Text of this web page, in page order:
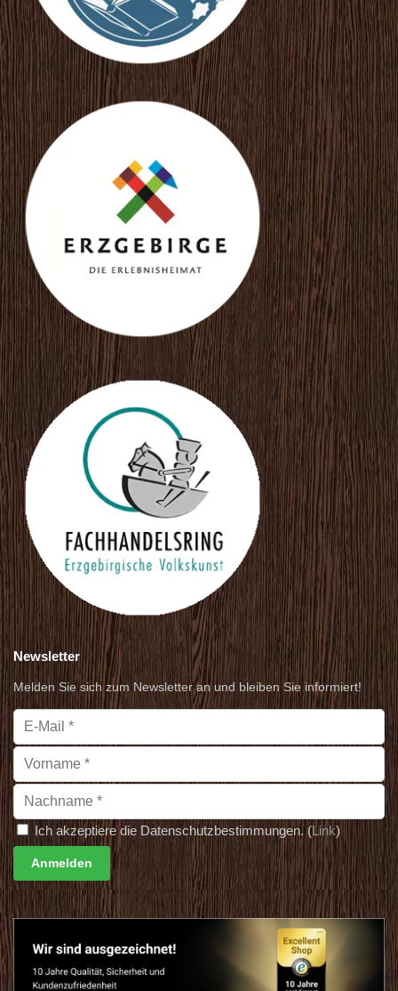
Newsletter
Melden Sie sich zum Newsletter an und bleiben Sie informiert!
Ich akzeptiere die Datenschutzbestimmungen. (Link)